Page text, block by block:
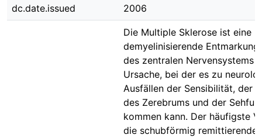
dc.date.issued 2006
Die Multiple Sklerose ist eine
demyelinisierende
des zentralen Nervensystems
Ursache, bei der es zu
Ausfällen der Sensibilität, der
des Zerebrums und der
kommen kann. Der häufigste
die schubförmig remittierende